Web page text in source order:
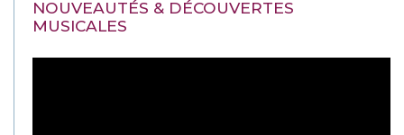
NOUVEAUTÉS & DÉCOUVERTES
MUSICALES